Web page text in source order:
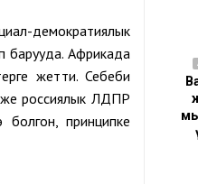
демократиялык
барууда. Африкада
жетти. Себеби
россиялык ЛДПР
болгон, принципке